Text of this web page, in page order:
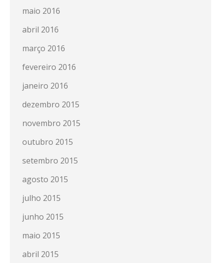
maio 2016
abril 2016
março 2016
fevereiro 2016
janeiro 2016
dezembro 2015
novembro 2015
outubro 2015
setembro 2015
agosto 2015
julho 2015
junho 2015
maio 2015
abril 2015